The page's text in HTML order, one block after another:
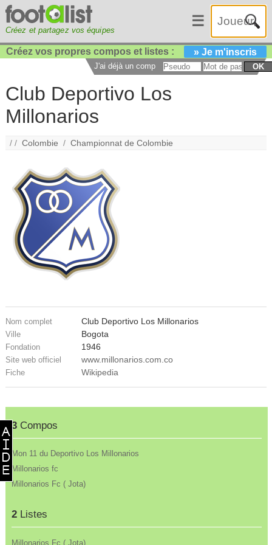
Créez et partagez vos équipes
☰
Créez vos propres compos et listes : » Je m'inscris
J'ai déjà un compte : OK
Club Deportivo Los
Millonarios
/ /Colombie /Championnat de Colombie
Nom complet Club Deportivo Los Millonarios
Ville Bogota
Fondation 1946
Site web officiel www.millonarios.com.co
Fiche Wikipedia
3Compos
Mon 11 du Deportivo Los Millonarios
Millonarios fc
Millonarios Fc ( Jota)
2Listes
Millonarios Fc ( Jota)